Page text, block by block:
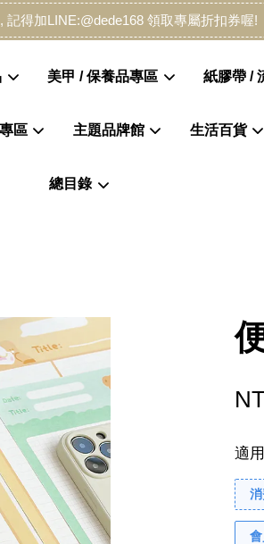
記得加LINE:@dede168 領取專屬折扣券喔!
美甲 / 保養品專區 紙膠帶 /
區 主題品牌館 生活百貨
總目錄
適